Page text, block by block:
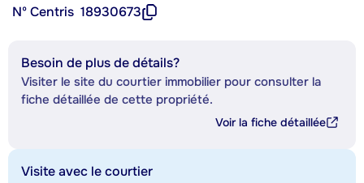
Nº Centris 18930673
Besoin de plus de détails?
Visiter le site du courtier immobilier pour consulter la
fiche détaillée de cette propriété.
Voir la fiche détaillée
Visite avec le courtier